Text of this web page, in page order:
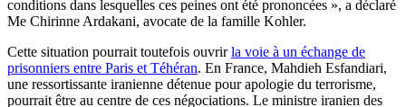
conditions dans lesquelles ces peines ont été prononcées », a déclaré
Me Chirinne Ardakani, avocate de la famille Kohler.
Cette situation pourrait toutefois ouvrirla voie à un échange de
prisonniers entre Paris et Téhéran. En France, Mahdieh Esfandiari,
une ressortissante iranienne détenue pour apologie du terrorisme,
pourrait être au centre de ces négociations. Le ministre iranien des